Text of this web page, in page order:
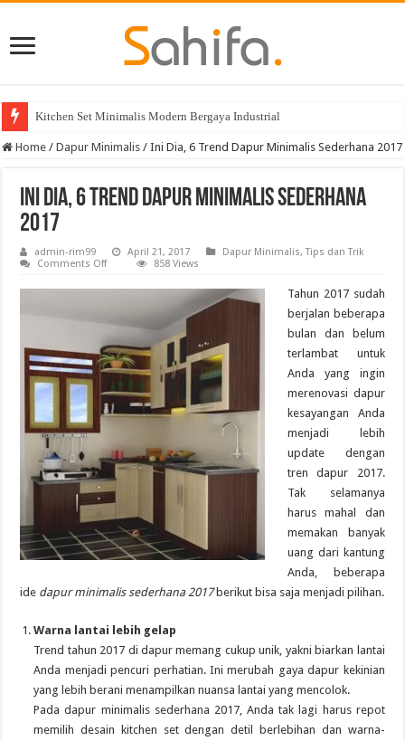
Kitchen Set Minimalis Modern Bergaya Industrial
Home / Dapur Minimalis / Ini Dia, 6 Trend Dapur Minimalis Sederhana 2017
Ini Dia, 6 Trend Dapur Minimalis Sederhana
2017
admin-rim99 April 21, 2017 Dapur Minimalis,Tips dan Trik
Comments Offon
Dia,
Sederhana
2017
858 Views
Tahun 2017 sudah
berjalan beberapa
bulan dan belum
terlambat untuk
Anda yang ingin
merenovasi dapur
kesayangan Anda
menjadi lebih
update dengan
tren dapur 2017.
Tak selamanya
harus mahal dan
memakan banyak
uang dari kantung
Anda, beberapa
ide dapur minimalis sederhana 2017berikut bisa saja menjadi pilihan.
Warna lantai lebih gelap
Trend tahun 2017 di dapur memang cukup unik, yakni biarkan lantai
Anda menjadi pencuri perhatian. Ini merubah gaya dapur kekinian
yang lebih berani menampilkan nuansa lantai yang mencolok.
Pada dapur minimalis sederhana 2017, Anda tak lagi harus repot
memilih desain kitchen set dengan detil berlebihan dan warna-